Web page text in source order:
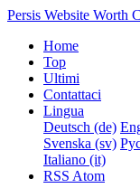
Persis Website Worth
Home
Top
Ultimi
Contattaci
Lingua
Deutsch (de)
Svenska (sv)
Italiano (it)
RSS Atom